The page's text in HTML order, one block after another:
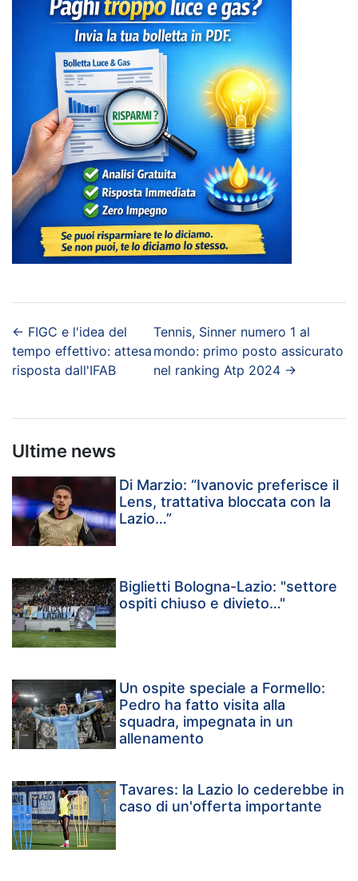
← FIGC e l'idea del
tempo effettivo: attesa
risposta dall'IFAB
Tennis, Sinner numero 1 al
mondo: primo posto assicurato
nel ranking Atp 2024 →
Ultime news
Di Marzio: “Ivanovic preferisce il
Lens, trattativa bloccata con la
Lazio…”
Biglietti Bologna-Lazio: "settore
ospiti chiuso e divieto…"
Un ospite speciale a Formello:
Pedro ha fatto visita alla
squadra, impegnata in un
allenamento
Tavares: la Lazio lo cederebbe in
caso di un'offerta importante